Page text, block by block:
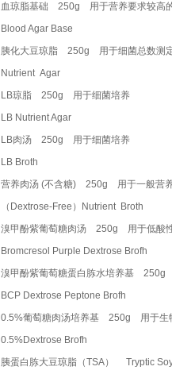
血琼脂基础 250g 用于营养要求较高
Blood Agar Base
胰化大豆琼脂 250g 用于细菌总数测
Nutrient Agar
LB琼脂 250g 用于细菌培养
LB Nutrient Agar
LB肉汤 250g 用于细菌培养
LB Broth
营养肉汤 (不含糖) 250g 用于一般营
（Dextrose-Free）Nutrient Broth
溴甲酚紫葡萄糖肉汤 250g 用于低酸
Bromcresol Purple Dextrose Brofh
溴甲酚紫葡萄糖蛋白胨水培养基 250g
BCP Dextrose Peptone Brofh
0.5%葡萄糖肉汤培养基 250g 用于生
0.5%Dextrose Brofh
胰蛋白胨大豆琼脂（TSA） Tryptic